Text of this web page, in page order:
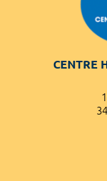
CENTRE